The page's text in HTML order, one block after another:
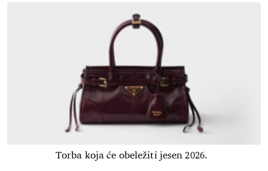
Torba koja će obeležiti jesen 2026.